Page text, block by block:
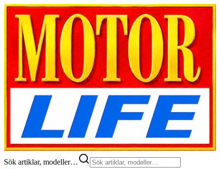
Sök artiklar, modeller…